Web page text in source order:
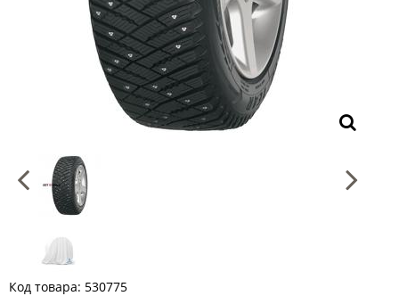
Код товара: 530775